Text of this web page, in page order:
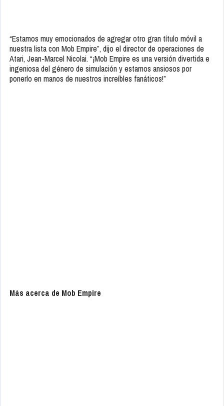
“Estamos muy emocionados de agregar otro gran título móvil a
nuestra lista con Mob Empire”, dijo el director de operaciones de
Atari, Jean-Marcel Nicolai. “¡Mob Empire es una versión divertida e
ingeniosa del género de simulación y estamos ansiosos por
ponerlo en manos de nuestros increíbles fanáticos!”
Más acerca de Mob Empire